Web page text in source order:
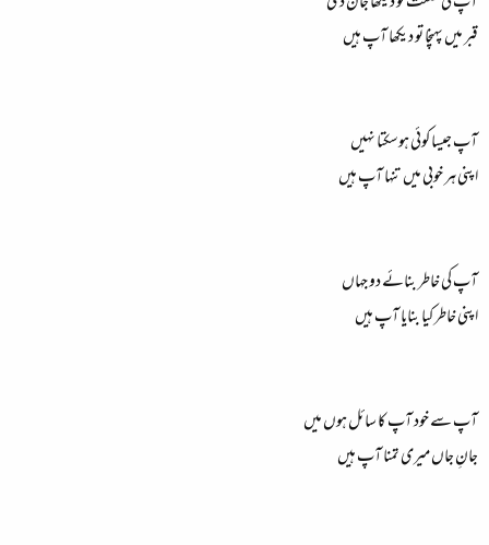
قبر میں پہنچا تو دیکھا آپ ہیں
آپ جیسا کوئی ہوسکتا نہیں
اپنی ہر خوبی میں تنہا آپ ہیں
آپ کی خاطر بنائے دو جہاں
اپنی خاطر کیا بنایا آپ ہیں
آپ سے خود آپ کا سائل ہوں میں
جانِ جاں میری تمنا آپ ہیں